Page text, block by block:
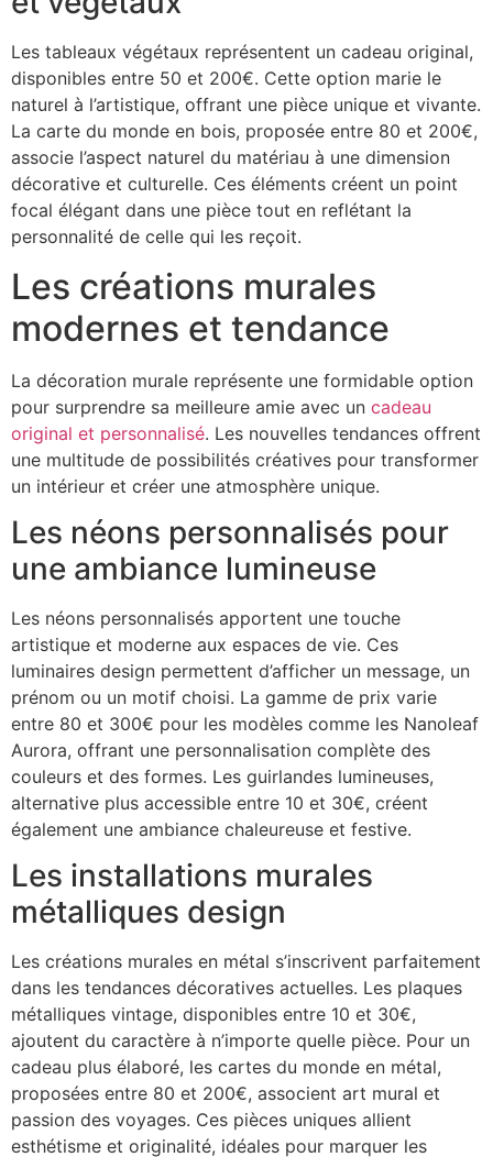
Les tableaux végétaux représentent un cadeau original,
disponibles entre 50 et 200€. Cette option marie le
naturel à l’artistique, offrant une pièce unique et vivante.
La carte du monde en bois, proposée entre 80 et 200€,
associe l’aspect naturel du matériau à une dimension
décorative et culturelle. Ces éléments créent un point
focal élégant dans une pièce tout en reflétant la
personnalité de celle qui les reçoit.
Les créations murales
modernes et tendance
La décoration murale représente une formidable option
pour surprendre sa meilleure amie avec un cadeau
original et personnalisé. Les nouvelles tendances offrent
une multitude de possibilités créatives pour transformer
un intérieur et créer une atmosphère unique.
Les néons personnalisés pour
une ambiance lumineuse
Les néons personnalisés apportent une touche
artistique et moderne aux espaces de vie. Ces
luminaires design permettent d’afficher un message, un
prénom ou un motif choisi. La gamme de prix varie
entre 80 et 300€ pour les modèles comme les Nanoleaf
Aurora, offrant une personnalisation complète des
couleurs et des formes. Les guirlandes lumineuses,
alternative plus accessible entre 10 et 30€, créent
également une ambiance chaleureuse et festive.
Les installations murales
métalliques design
Les créations murales en métal s’inscrivent parfaitement
dans les tendances décoratives actuelles. Les plaques
métalliques vintage, disponibles entre 10 et 30€,
ajoutent du caractère à n’importe quelle pièce. Pour un
cadeau plus élaboré, les cartes du monde en métal,
proposées entre 80 et 200€, associent art mural et
passion des voyages. Ces pièces uniques allient
esthétisme et originalité, idéales pour marquer les